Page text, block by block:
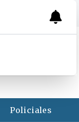
Policiales